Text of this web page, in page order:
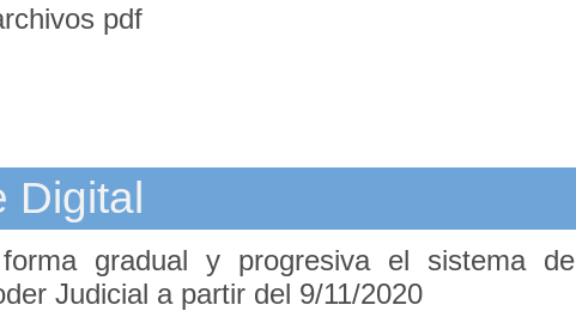
pdf
Digital
gradual y progresiva el sistema de
Judicial a partir del 9/11/2020